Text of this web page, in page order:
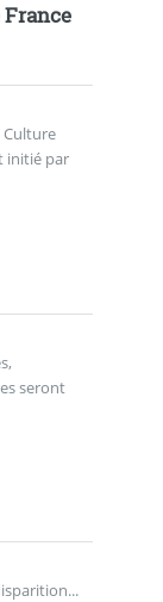
France
Culture
initié par
seront